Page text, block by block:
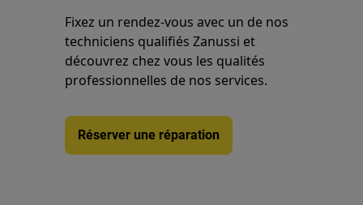
Fixez un rendez-vous avec un de nos
techniciens qualifiés Zanussi et
découvrez chez vous les qualités
professionnelles de nos services.
Réserver une réparation